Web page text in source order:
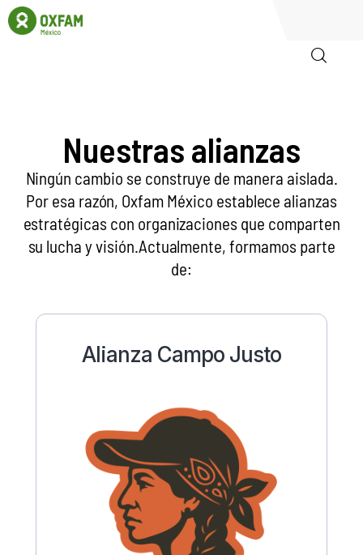
Quienes somos
Igualadas
Biblioteca
Nuestras alianzas
Ningún cambio se construye de manera aislada.
Por esa razón, Oxfam México establece alianzas
estratégicas con organizaciones que comparten
su lucha y visión.Actualmente, formamos parte
de:
Alianza Campo Justo